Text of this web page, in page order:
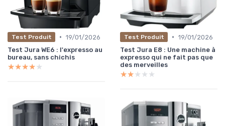
Test Produit • 19/01/2026
Test Jura WE6 : l'expresso au
bureau, sans chichis
★★★★★
★★★★★
Test Produit • 19/01/2026
Test Jura E8 : Une machine à
expresso qui ne fait pas que
des merveilles
★★★★★
★★★★★